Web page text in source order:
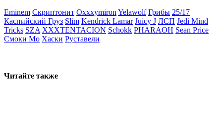
Eminem Скриптонит Oxxxymiron Yelawolf Грибы 25/17
Каспийский Груз Slim Kendrick Lamar Juicy J ЛСП Jedi Mind
Tricks SZA XXXTENTACION Schokk PHARAOH Sean Price
Смоки Мо Хаски Руставели
Читайте также